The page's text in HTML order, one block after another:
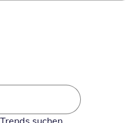
suchen